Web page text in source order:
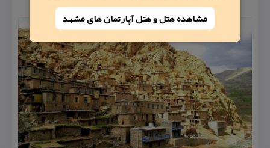
مشاهده هتل و هتل‌ آپارتمان های مشهد